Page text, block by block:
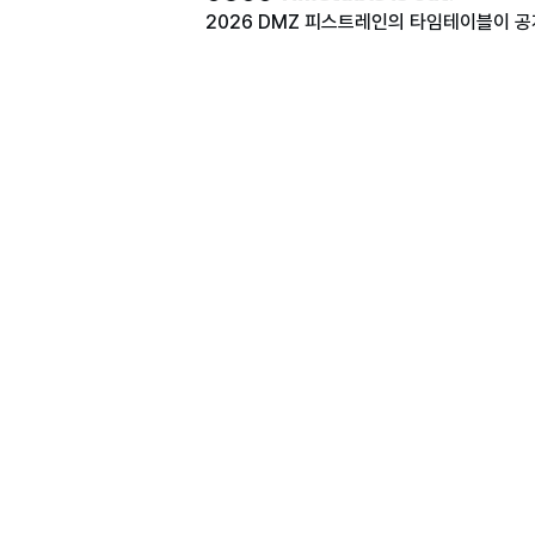
2026 DMZ 피스트레인의 타임테이블이 공